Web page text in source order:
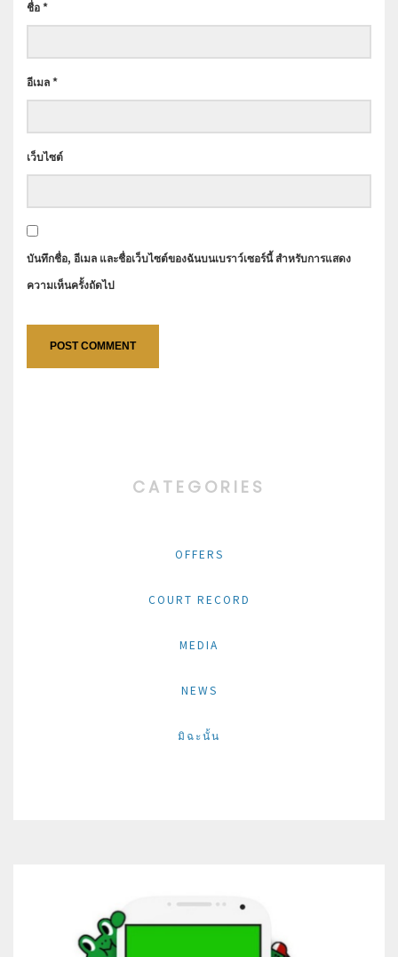
ชื่อ*
อีเมล*
เว็บไซต์
บันทึกชื่อ, อีเมล และชื่อเว็บไซต์ของฉันบนเบราว์เซอร์นี้ สำหรับการแสดง
ความเห็นครั้งถัดไป
CATEGORIES
OFFERS
COURT RECORD
MEDIA
NEWS
มิฉะนั้น